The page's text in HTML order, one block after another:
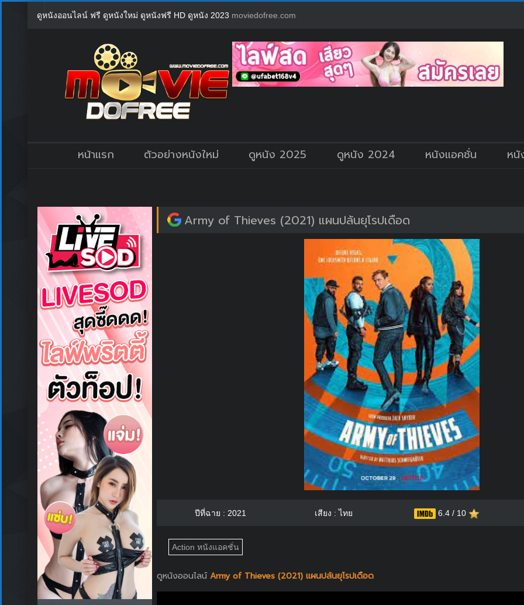
ดูหนังออนไลน์ ฟรี ดูหนังใหม่ ดูหนังฟรี HD ดูหนัง 2023 moviedofree.com
หน้าแรก ตัวอย่างหนังใหม่ ดูหนัง 2025 ดูหนัง 2024 หนังแอคชั่น หนั
Army of Thieves (2021) แผนปล้นยุโรปเดือด
ปีที่ฉาย : 2021 เสียง : ไทย 6.4 / 10
Action หนังแอคชั่น
ดูหนังออนไลน์Army of Thieves (2021) แผนปล้นยุโรปเดือด